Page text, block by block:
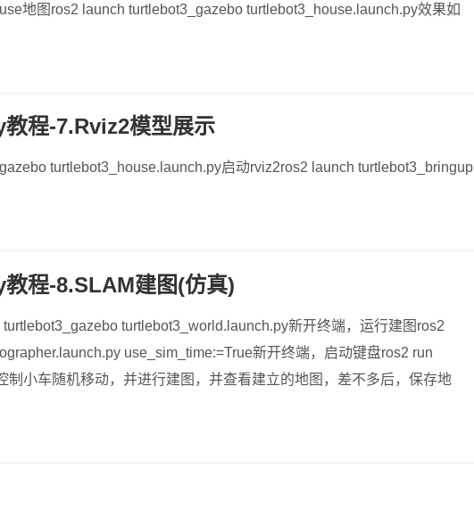
地图ros2 launch turtlebot3_gazebo turtlebot3_house.launch.py效果如
程-7.Rviz2模型展示
turtlebot3_house.launch.py启动rviz2ros2 launch turtlebot3_bringup
程-8.SLAM建图(仿真)
turtlebot3_world.launch.py新开终端，运行建图ros2
use_sim_time:=True新开终端，启动键盘ros2 run
制小车随机移动，并进行建图，并查看建立的地图，差不多后，保存地